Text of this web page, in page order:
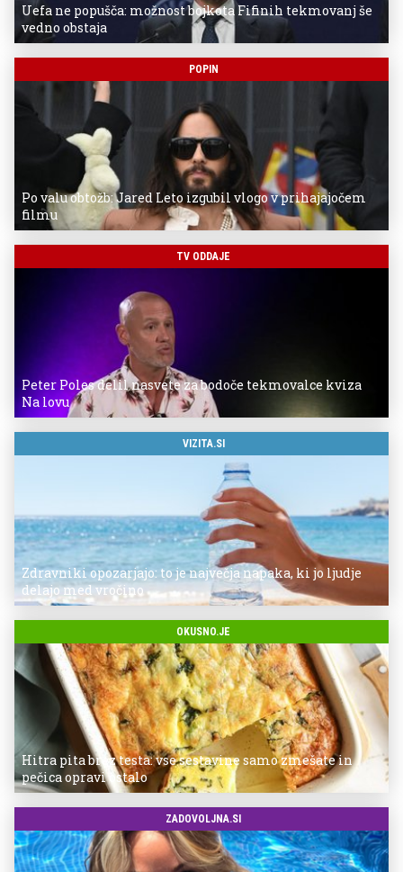
Uefa ne popušča: možnost bojkota Fifinih tekmovanj še
vedno obstaja
POPIN
Po valu obtožb: Jared Leto izgubil vlogo v prihajajočem
filmu
TV ODDAJE
Peter Poles delil nasvete za bodoče tekmovalce kviza
Na lovu
VIZITA.SI
Zdravniki opozarjajo: to je največja napaka, ki jo ljudje
delajo med vročino
OKUSNO.JE
Hitra pita brez testa: vse sestavine samo zmešate in
pečica opravi ostalo
ZADOVOLJNA.SI